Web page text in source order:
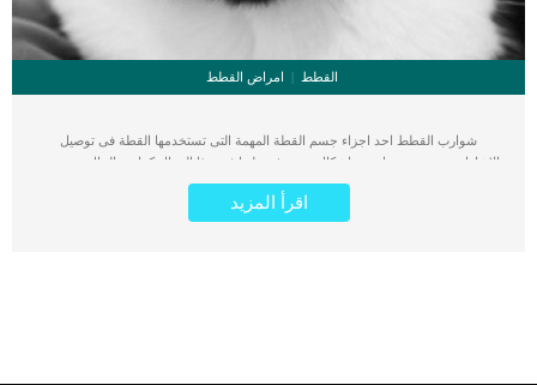
القطط امراض القطط
شوارب القطط احد اجزاء جسم القطة المهمة التى تستخدمها القطة فى توصيل
الاشارات وتستفيد منها بعده اشكال سنتعرف عليها فى هذا المقال.كما هو الحال بخصوص
البشر ومعظم الكائنات الحية فان الاجساد تغطى بالشعيرات وكثيرا من الكائنات الحية
تمتلك شوارب تشبه شوارب القطة. اقرأ ايضا: حقيقة ارتباط تساقط الشعر بالسرطان
عند القططعلى الرغم من ان شوارب القطط تندلع من بصيلات الشعر مثل الشعيرات
اقرأ المزيد